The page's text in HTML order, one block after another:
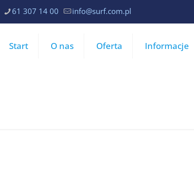
61 307 14 00 info@surf.com.pl
Start O nas Oferta Informacje